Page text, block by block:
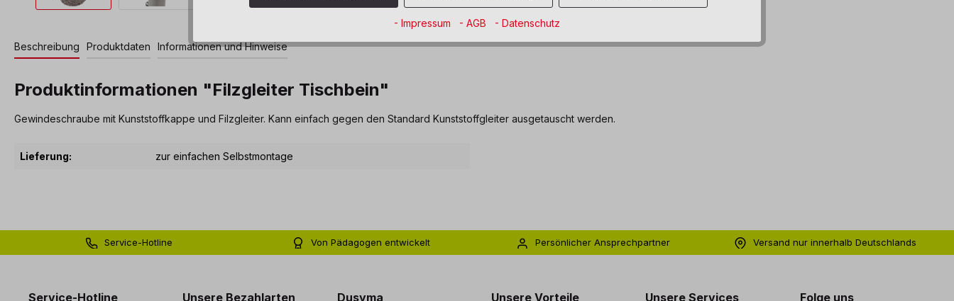
Beschreibung Produktdaten Informationen und Hinweise
Produktinformationen "Filzgleiter Tischbein"
Gewindeschraube mit Kunststoffkappe und Filzgleiter. Kann einfach gegen den Standard Kunststoffgleiter ausgetauscht werden.
Lieferung: zur einfachen Selbstmontage
Service-Hotline
Von Pädagogen entwickelt
Persönlicher Ansprechpartner
Versand nur innerhalb Deutschlands
Service-Hotline Unsere Bezahlarten Dusyma Unsere Vorteile Unsere Services Folge uns
- Impressum - AGB - Datenschutz